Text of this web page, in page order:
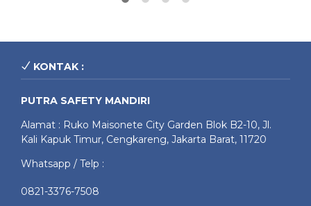
KONTAK :
PUTRA SAFETY MANDIRI
Alamat : Ruko Maisonete City Garden Blok B2-10, Jl.
Kali Kapuk Timur, Cengkareng, Jakarta Barat, 11720
Whatsapp / Telp :
0821-3376-7508